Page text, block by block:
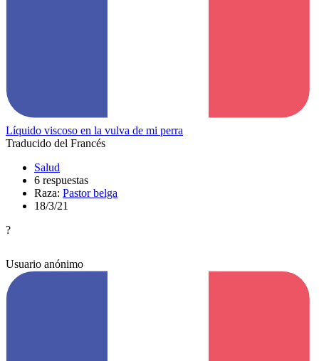
Líquido viscoso en la vulva de mi perra
Traducido del Francés
Salud
6 respuestas
Raza: Pastor belga
18/3/21
?
Usuario anónimo